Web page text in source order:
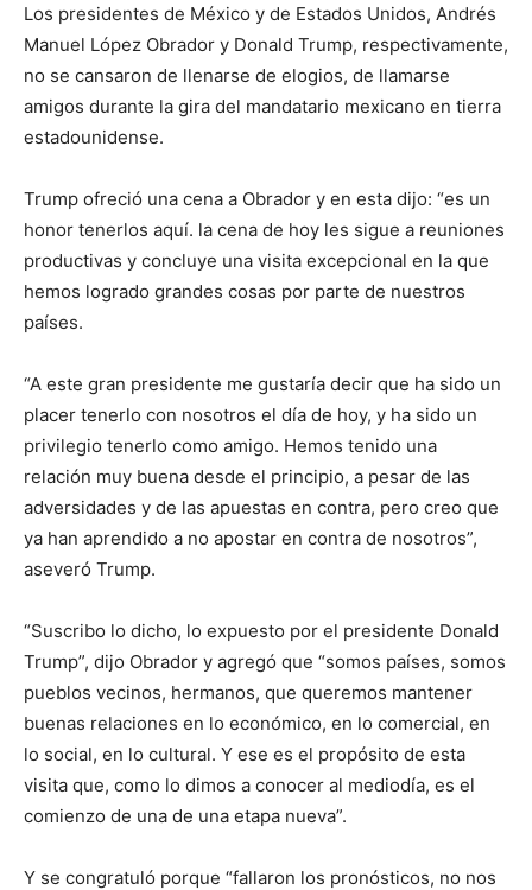
Los presidentes de México y de Estados Unidos, Andrés
Manuel López Obrador y Donald Trump, respectivamente,
no se cansaron de llenarse de elogios, de llamarse
amigos durante la gira del mandatario mexicano en tierra
estadounidense.
Trump ofreció una cena a Obrador y en esta dijo: “es un
honor tenerlos aquí. la cena de hoy les sigue a reuniones
productivas y concluye una visita excepcional en la que
hemos logrado grandes cosas por parte de nuestros
países.
“A este gran presidente me gustaría decir que ha sido un
placer tenerlo con nosotros el día de hoy, y ha sido un
privilegio tenerlo como amigo. Hemos tenido una
relación muy buena desde el principio, a pesar de las
adversidades y de las apuestas en contra, pero creo que
ya han aprendido a no apostar en contra de nosotros”,
aseveró Trump.
“Suscribo lo dicho, lo expuesto por el presidente Donald
Trump”, dijo Obrador y agregó que “somos países, somos
pueblos vecinos, hermanos, que queremos mantener
buenas relaciones en lo económico, en lo comercial, en
lo social, en lo cultural. Y ese es el propósito de esta
visita que, como lo dimos a conocer al mediodía, es el
comienzo de una de una etapa nueva”.
Y se congratuló porque “fallaron los pronósticos, no nos